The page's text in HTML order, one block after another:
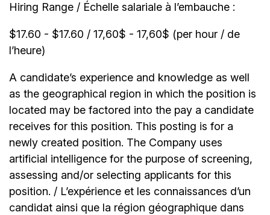
Hiring Range / Échelle salariale à l’embauche :
$17.60 - $17.60 / 17,60$ - 17,60$ (per hour / de
l’heure)
A candidate’s experience and knowledge as well
as the geographical region in which the position is
located may be factored into the pay a candidate
receives for this position. This posting is for a
newly created position. The Company uses
artificial intelligence for the purpose of screening,
assessing and/or selecting applicants for this
position. / L’expérience et les connaissances d’un
candidat ainsi que la région géographique dans